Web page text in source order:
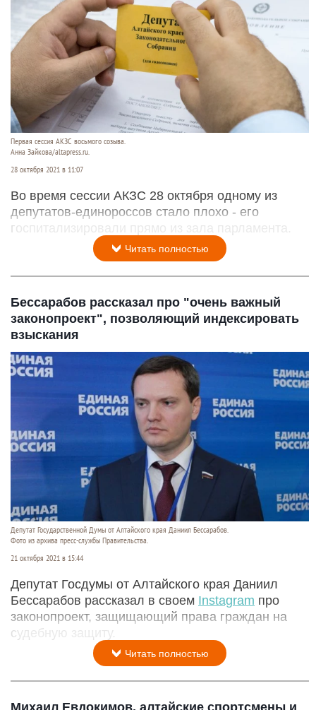
Первая сессия АКЗС восьмого созыва.
Анна Зайкова/altapress.ru.
28 октября 2021 в 11:07
Во время сессии АКЗС 28 октября одному из
депутатов-единороссов стало плохо - его
госпитализировали прямо из зала парламента.
Читать полностью
Бессарабов рассказал про "очень важный
законопроект", позволяющий индексировать
взыскания
Депутат Государственной Думы от Алтайского края Даниил Бессарабов.
Фото из архива пресс-службы Правительства.
21 октября 2021 в 15:44
Депутат Госдумы от Алтайского края Даниил
Бессарабов рассказал в своем Instagram про
законопроект, защищающий права граждан на
судебную защиту.
Читать полностью
Михаил Евдокимов, алтайские спортсмены и